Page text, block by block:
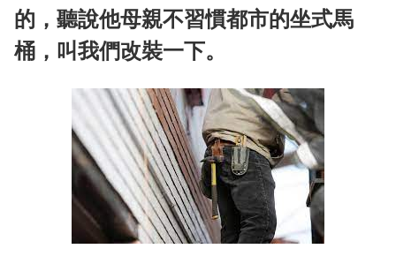
的，聽說他母親不習慣都市的坐式馬
桶，叫我們改裝一下。